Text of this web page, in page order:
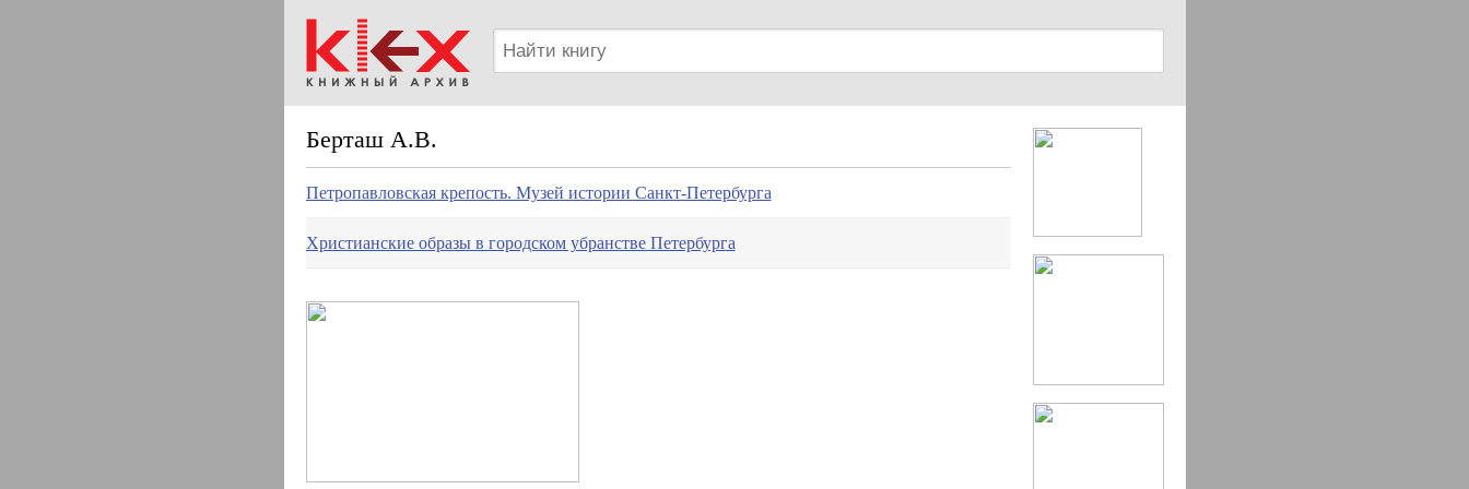
Берташ А.В.
Петропавловская крепость. Музей истории Санкт-Петербурга
Христианские образы в городском убранстве Петербурга